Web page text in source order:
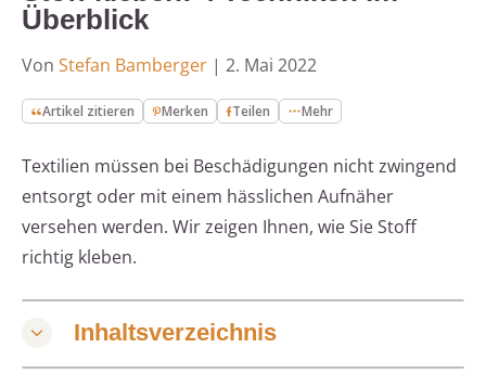
Überblick
Von Stefan Bamberger | 2. Mai 2022
Artikel zitieren Merken Teilen Mehr
Textilien müssen bei Beschädigungen nicht zwingend
entsorgt oder mit einem hässlichen Aufnäher
versehen werden. Wir zeigen Ihnen, wie Sie Stoff
richtig kleben.
Inhaltsverzeichnis